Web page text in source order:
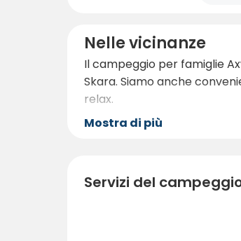
Nelle vicinanze
Il campeggio per famiglie
Skara. Siamo anche
relax.
Mostra di più
Servizi del